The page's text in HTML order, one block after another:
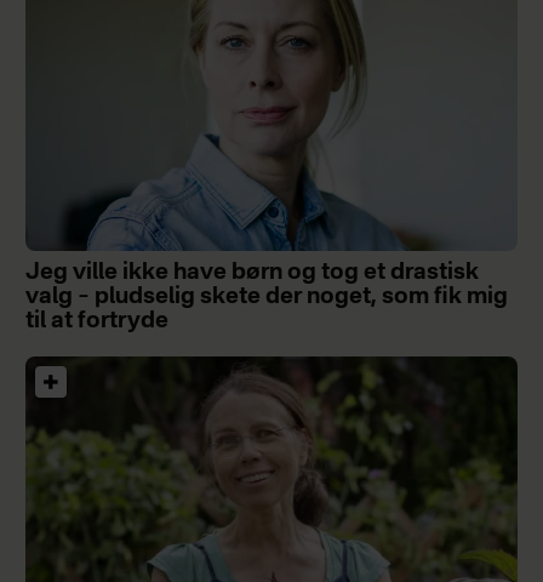
Jeg ville ikke have børn og tog et drastisk
valg – pludselig skete der noget, som fik mig
til at fortryde